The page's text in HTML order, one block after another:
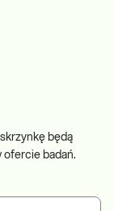
będą
ofercie badań.